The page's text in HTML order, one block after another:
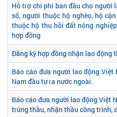
Hỗ trợ chi phí ban đầu cho người
số, người thuộc hộ nghèo, hộ
thuộc hộ thu hồi đất nông
hợp đồng
Đăng ký hợp đồng nhận lao động
Báo cáo đưa người lao động
Nam đầu tư ra nước ngoài.
Báo cáo đưa người lao động Việt
trúng thầu, nhận thầu công trình,